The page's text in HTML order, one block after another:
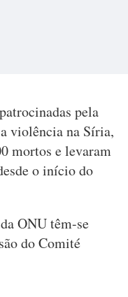
pela
violência na Síria,
mortos e levaram
o início do
ONU têm-se
do Comité